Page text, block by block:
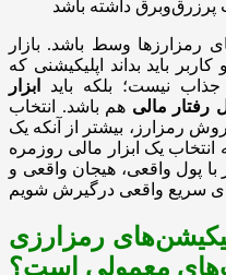
وسط باشد. بازار
باید بداند اپلیکیشنی که
نیست؛ بلکه باید
ابزار
رفتار مالی هم باشد. انتخاب
رمزارز، بیشتر از آنکه یک
انتخاب یک ابزار مالی روزمره
پول واقعی، هیجان واقعی و
رمزارزی
معمولی است؟